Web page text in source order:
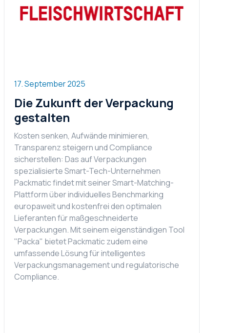
17. September 2025
Die Zukunft der Verpackung
gestalten
Kosten senken, Aufwände minimieren,
Transparenz steigern und Compliance
sicherstellen: Das auf Verpackungen
spezialisierte Smart-Tech-Unternehmen
Packmatic findet mit seiner Smart-Matching-
Plattform über individuelles Benchmarking
europaweit und kostenfrei den optimalen
Lieferanten für maßgeschneiderte
Verpackungen. Mit seinem eigenständigen Tool
"Packa" bietet Packmatic zudem eine
umfassende Lösung für intelligentes
Verpackungsmanagement und regulatorische
Compliance.